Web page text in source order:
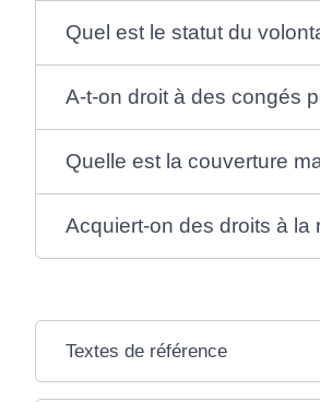
Quel est le statut du
A-t-on droit à des congés
Quelle est la couverture
Acquiert-on des droits à
Textes de référence